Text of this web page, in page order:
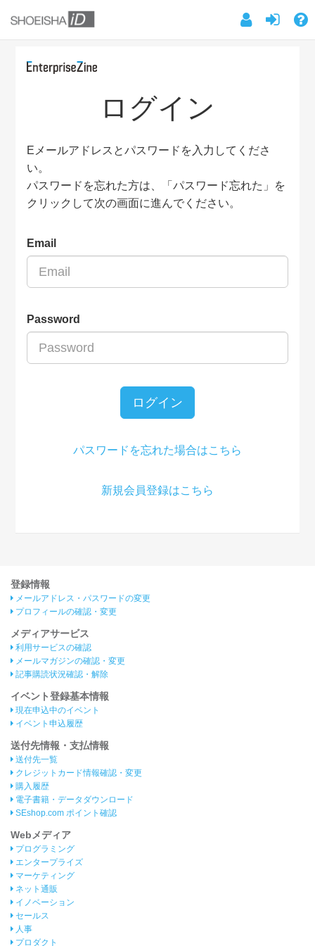
ログイン
Eメールアドレスとパスワードを入力してくださ
い。
パスワードを忘れた方は、「パスワード忘れた」を
クリックして次の画面に進んでください。
Email
Password
ログイン
パスワードを忘れた場合はこちら
新規会員登録はこちら
登録情報
メールアドレス・パスワードの変更
プロフィールの確認・変更
メディアサービス
利用サービスの確認
メールマガジンの確認・変更
記事購読状況確認・解除
イベント登録基本情報
現在申込中のイベント
イベント申込履歴
送付先情報・支払情報
送付先一覧
クレジットカード情報確認・変更
購入履歴
電子書籍・データダウンロード
SEshop.com ポイント確認
Webメディア
プログラミング
エンタープライズ
マーケティング
ネット通販
イノベーション
セールス
人事
プロダクト